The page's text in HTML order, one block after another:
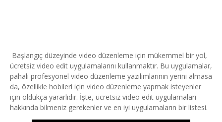
Başlangıç düzeyinde video düzenleme için mükemmel bir yol,
ücretsiz video edit uygulamalarını kullanmaktır. Bu uygulamalar,
pahalı profesyonel video düzenleme yazılımlarının yerini almasa
da, özellikle hobileri için video düzenleme yapmak isteyenler
için oldukça yararlıdır. İşte, ücretsiz video edit uygulamaları
hakkında bilmeniz gerekenler ve en iyi uygulamaların bir listesi.